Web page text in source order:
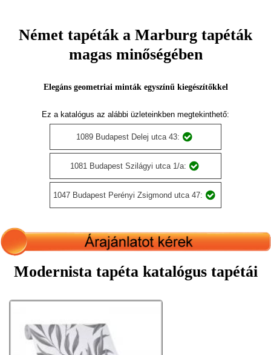
Német tapéták a Marburg tapéták
magas minőségében
Elegáns geometriai minták egyszínű kiegészítőkkel
Ez a katalógus az alábbi üzleteinkben megtekinthető:
1089 Budapest Delej utca 43:
1081 Budapest Szilágyi utca 1/a:
1047 Budapest Perényi Zsigmond utca 47:
Modernista tapéta katalógus tapétái